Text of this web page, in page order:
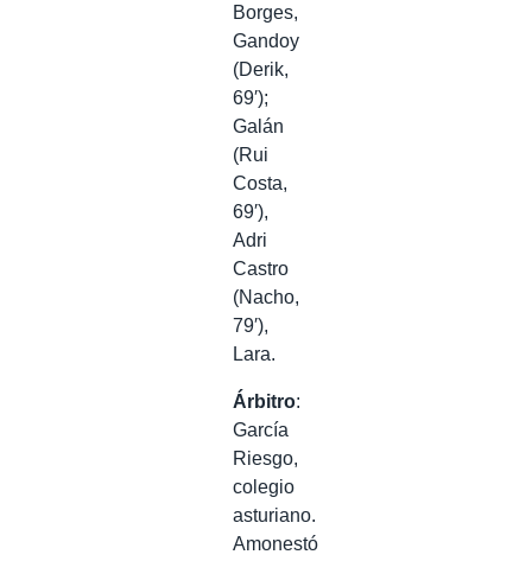
Borges,
Gandoy
(Derik,
69′);
Galán
(Rui
Costa,
69′),
Adri
Castro
(Nacho,
79′),
Lara.
Árbitro:
García
Riesgo,
colegio
asturiano.
Amonestó